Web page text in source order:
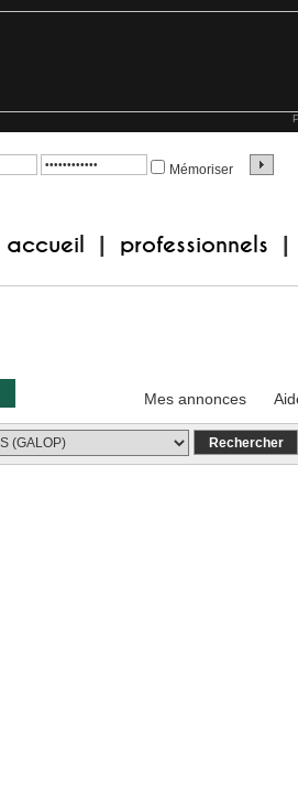
Mémoriser
accueil professionnels
Mes annonces